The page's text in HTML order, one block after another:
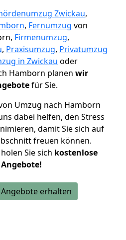
Zwickau,
, Fernumzug von
Firmenumzug,
, Praxisumzug, Privatumzug
in Zwickau oder
Hamborn planen wir
für Sie.
Umzug nach Hamborn
dabei helfen, den Stress
damit Sie sich auf
freuen können.
Sie sich kostenlose
erhalten